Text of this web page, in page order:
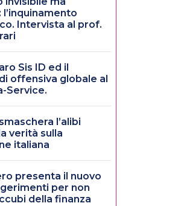
l’inquinamento
Intervista al prof.
Sis ID ed il
offensiva globale al
Service.
l’alibi
verità sulla
italiana
presenta il nuovo
per non
della finanza